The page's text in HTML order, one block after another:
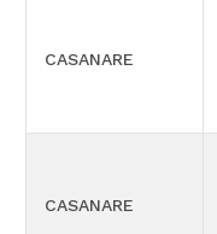
CASANARE
CASANARE